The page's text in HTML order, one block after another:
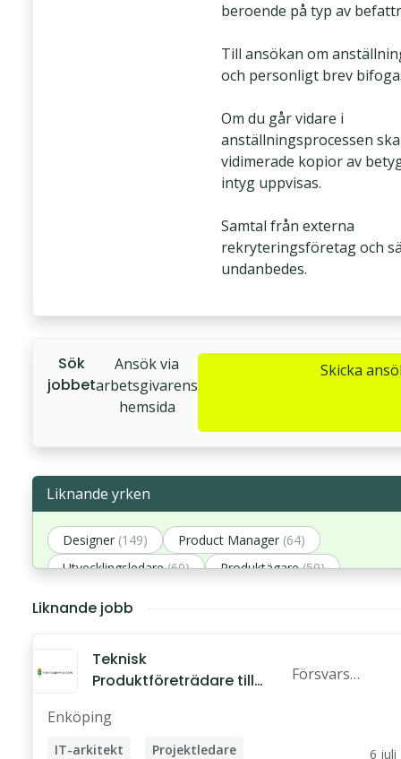
beroende på typ av
Till ansökan om
och personligt brev
Om du går vidare i
anställningsprocessen
vidimerade kopior av
intyg uppvisas.
Samtal från externa
rekryteringsföretag och
undanbedes.
Sök
jobbet
Ansök via
arbetsgivarens
hemsida
Skicka
Liknande yrken
Designer (149) Product Manager (64)
Utvecklingsledare (60) Produktägare (59)
Liknande jobb
Teknisk
Produktföreträdare till
Försvars
Enköping
IT-arkitekt Projektledare 6 juli